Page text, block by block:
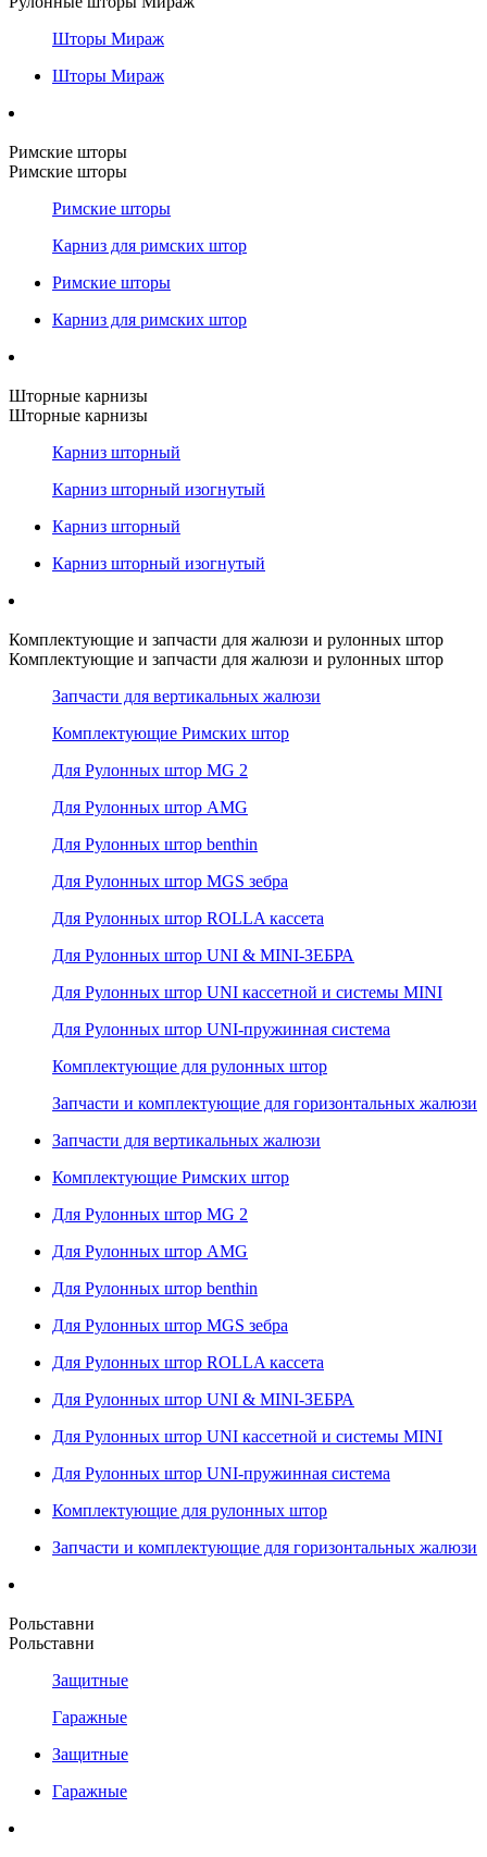
Шторы Мираж
Шторы Мираж
Римские шторы
Римские шторы
Римские шторы
Карниз для римских штор
Римские шторы
Карниз для римских штор
Шторные карнизы
Шторные карнизы
Карниз шторный
Карниз шторный изогнутый
Карниз шторный
Карниз шторный изогнутый
Комплектующие и запчасти для жалюзи и рулонных штор
Комплектующие и запчасти для жалюзи и рулонных штор
Запчасти для вертикальных жалюзи
Комплектующие Римских штор
Для Рулонных штор MG 2
Для Рулонных штор AMG
Для Рулонных штор benthin
Для Рулонных штор MGS зебра
Для Рулонных штор ROLLA кассета
Для Рулонных штор UNI & MINI-ЗЕБРА
Для Рулонных штор UNI кассетной и системы MINI
Для Рулонных штор UNI-пружинная система
Комплектующие для рулонных штор
Запчасти и комплектующие для горизонтальных жалюзи
Запчасти для вертикальных жалюзи
Комплектующие Римских штор
Для Рулонных штор MG 2
Для Рулонных штор AMG
Для Рулонных штор benthin
Для Рулонных штор MGS зебра
Для Рулонных штор ROLLA кассета
Для Рулонных штор UNI & MINI-ЗЕБРА
Для Рулонных штор UNI кассетной и системы MINI
Для Рулонных штор UNI-пружинная система
Комплектующие для рулонных штор
Запчасти и комплектующие для горизонтальных жалюзи
Рольставни
Рольставни
Защитные
Гаражные
Защитные
Гаражные